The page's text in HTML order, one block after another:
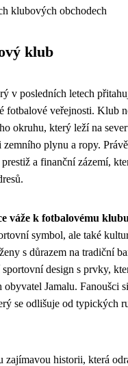
klubových obchodech
klub
v posledních letech
fotbalové veřejnosti. Klub
okruhu, který leží na
plynu a ropy.
a finanční zázemí,
váže k fotbalovému
symbol, ale také
s důrazem na tradiční
design s prvky,
Jamalu. Fanoušci
se odlišuje od typických
zajímavou historii, která